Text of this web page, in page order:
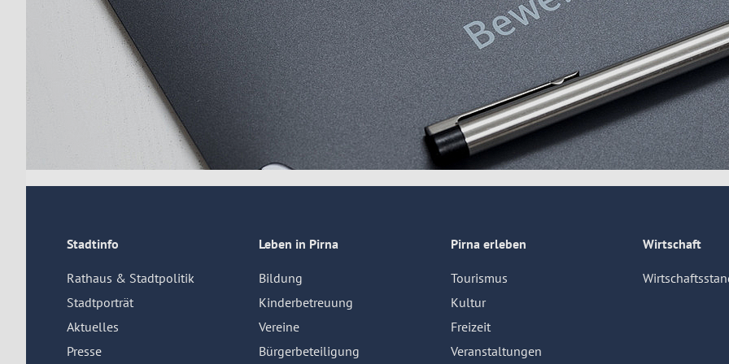
Stadtinfo
Rathaus & Stadtpolitik
Stadtporträt
Aktuelles
Presse
Leben in Pirna
Bildung
Kinderbetreuung
Vereine
Bürgerbeteiligung
Pirna erleben
Tourismus
Kultur
Freizeit
Veranstaltungen
Wirtschaft